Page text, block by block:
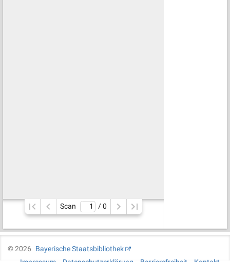
Scan / 0
©2026
Bayerische Staatsbibliothek